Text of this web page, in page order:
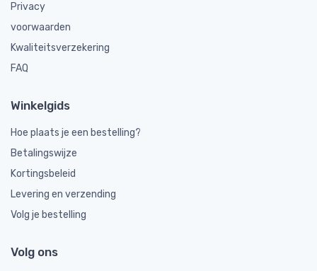
Privacy
voorwaarden
Kwaliteitsverzekering
FAQ
Winkelgids
Hoe plaats je een bestelling?
Betalingswijze
Kortingsbeleid
Levering en verzending
Volg je bestelling
Volg ons